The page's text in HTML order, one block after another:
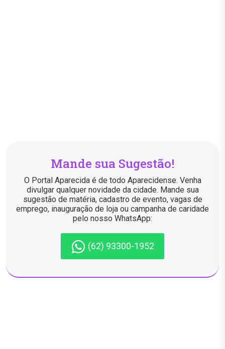
Mande sua Sugestão!
O Portal Aparecida é de todo Aparecidense. Venha
divulgar qualquer novidade da cidade. Mande sua
sugestão de matéria, cadastro de evento, vagas de
emprego, inauguração de loja ou campanha de caridade
pelo nosso WhatsApp:
(62) 93300-1952